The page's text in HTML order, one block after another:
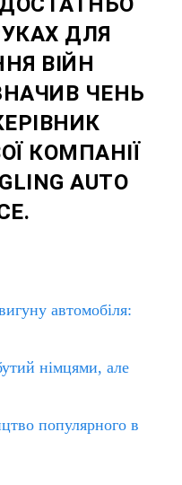
ДЛЯ
ВІЙН
ЧЕНЬ
КОМПАНІЇ
AUTO
автомобіля:
німцями, але
популярного в